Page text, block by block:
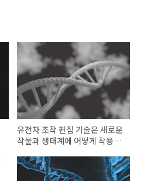
유전자 조작 편집 기술은 새로운
작물과 생태계에 어떻게 작용할